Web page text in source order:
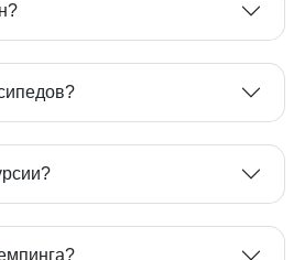
веревочный парк
зал
гостей
прокат велосипедов